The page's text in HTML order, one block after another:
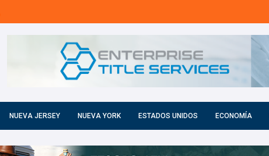
NUEVA JERSEY NUEVA YORK ESTADOS UNIDOS ECONOMÍA